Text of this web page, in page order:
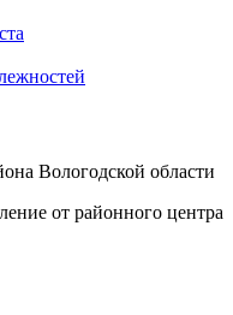
Вологодской области
от районного центра